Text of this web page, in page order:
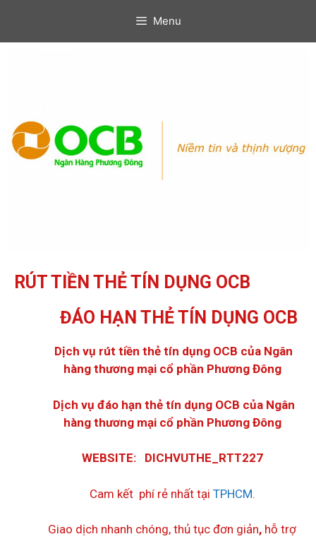
Menu
RÚT TIỀN THẺ TÍN DỤNG OCB
ĐÁO HẠN THẺ TÍN DỤNG OCB
Dịch vụ rút tiền thẻ tín dụng OCB của Ngân
hàng thương mại cổ phần Phương Đông
Dịch vụ đáo hạn thẻ tín dụng OCB của Ngân
hàng thương mại cổ phần Phương Đông
WEBSITE: DICHVUTHE_RTT227
Cam kết phí rẻ nhất tại TPHCM.
Giao dịch nhanh chóng, thủ tục đơn giản, hỗ trợ